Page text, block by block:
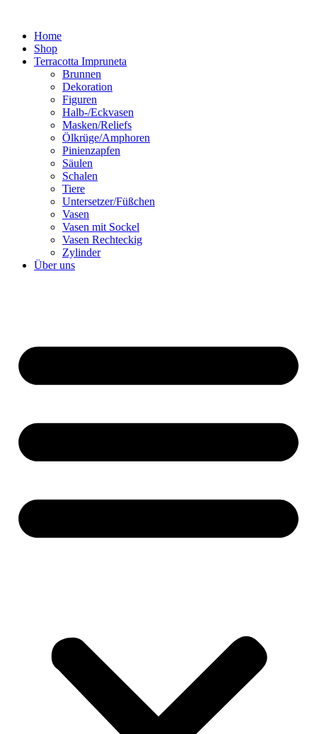
springenHome
Shop
Terracotta Impruneta
Brunnen
Dekoration
Figuren
Halb-/Eckvasen
Masken/Reliefs
Ölkrüge/Amphoren
Pinienzapfen
Säulen
Schalen
Tiere
Untersetzer/Füßchen
Vasen
Vasen mit Sockel
Vasen Rechteckig
Zylinder
Über uns